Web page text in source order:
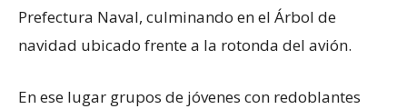
Prefectura Naval, culminando en el Árbol de
navidad ubicado frente a la rotonda del avión.
En ese lugar grupos de jóvenes con redoblantes